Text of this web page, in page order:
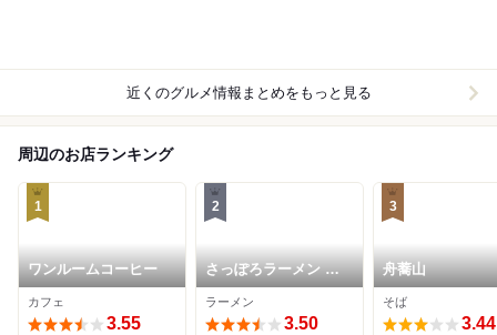
近くのグルメ情報まとめをもっと見る
周辺のお店ランキング
1
ワンルームコーヒー
カフェ
3.55
2
さっぽろラーメン 桑
名 常盤台店
ラーメン
3.50
3
舟蕎山
そば
3.44